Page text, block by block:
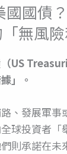
國國債
無風
US
」。
、發展軍事
球投資者「
則承諾在未